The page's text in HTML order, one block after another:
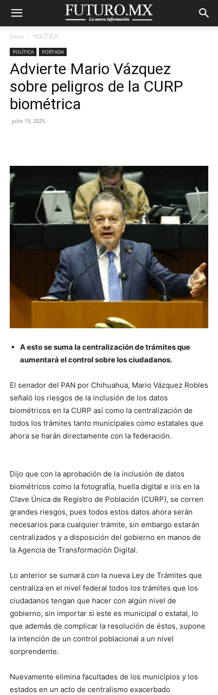
Inicio POLÍTICA
POLÍTICA PORTADA
Advierte Mario Vázquez
sobre peligros de la CURP
biométrica
julio 15, 2025
A esto se suma la centralización de trámites que
aumentará el control sobre los ciudadanos.
El senador del PAN por Chihuahua, Mario Vázquez Robles
señaló los riesgos de la inclusión de los datos
biométricos en la CURP así como la centralización de
todos los trámites tanto municipales como estatales que
ahora se harán directamente con la federación.
Dijo que con la aprobación de la inclusión de datos
biométricos como la fotografía, huella digital e iris en la
Clave Única de Registro de Población (CURP), se corren
grandes riesgos, pues todos estos datos ahora serán
necesarios para cualquier trámite, sin embargo estarán
centralizados y a disposición del gobierno en manos de
la Agencia de Transformación Digital.
Lo anterior se sumará con la nueva Ley de Trámites que
centraliza en el nivel federal todos los trámites que los
ciudadanos tengan que hacer con algún nivel de
gobierno, sin importar si este es municipal o estatal, lo
que además de complicar la resolución de éstos, supone
la intención de un control poblacional a un nivel
sorprendente.
Nuevamente elimina facultades de los municipios y los
estados en un acto de centralismo exacerbado